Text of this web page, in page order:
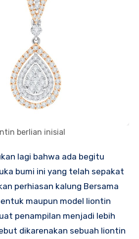
berlian inisial
bumi ini yang telah sepakat
perhiasan kalung Bersama
maupun model liontin
penampilan menjadi lebih
dikarenakan sebuah liontin